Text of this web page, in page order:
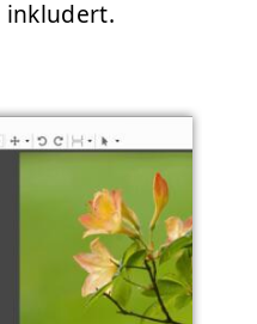
inkludert.